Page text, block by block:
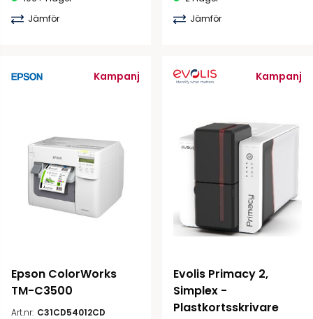
Jämför
Jämför
Kampanj
Epson ColorWorks
TM-C3500
Art.nr: C31CD54012CD
Kampanj
Evolis Primacy 2,
Simplex -
Plastkortsskrivare